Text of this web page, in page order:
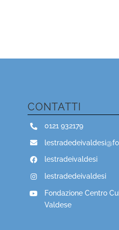
CONTATTI
0121 932179
lestradeivaldesi
lestradedeivaldesi
Fondazione Centro
Valdese